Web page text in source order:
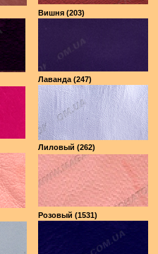
Вишня (203)
Лаванда (247)
Лиловый (262)
Розовый (1531)